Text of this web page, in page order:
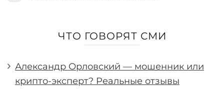
ЧТО ГОВОРЯТ СМИ
Александр Орловский — мошенник или
крипто-эксперт? Реальные отзывы